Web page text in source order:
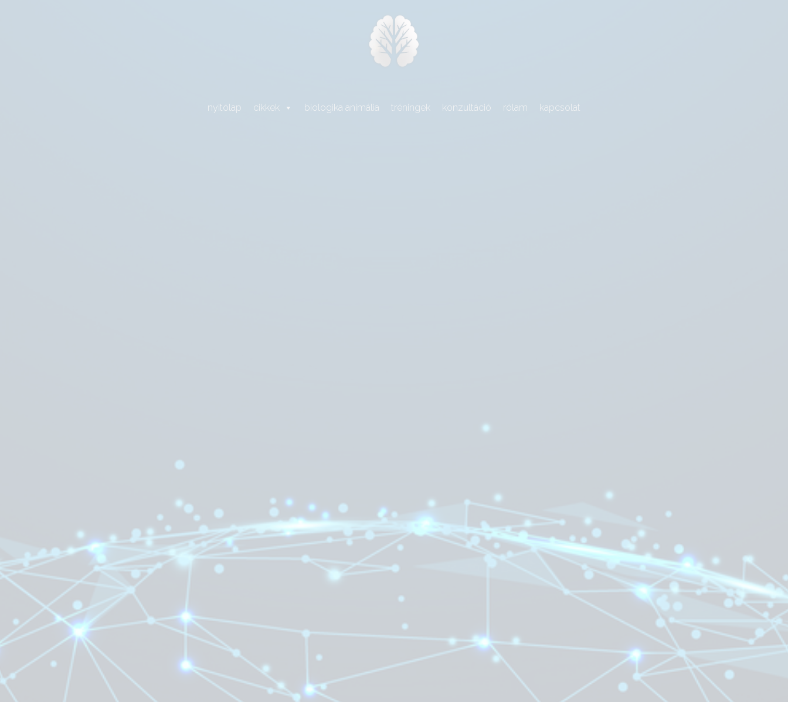
nyitólap cikkek biologika animália tréningek konzultáció rólam kapcsolat